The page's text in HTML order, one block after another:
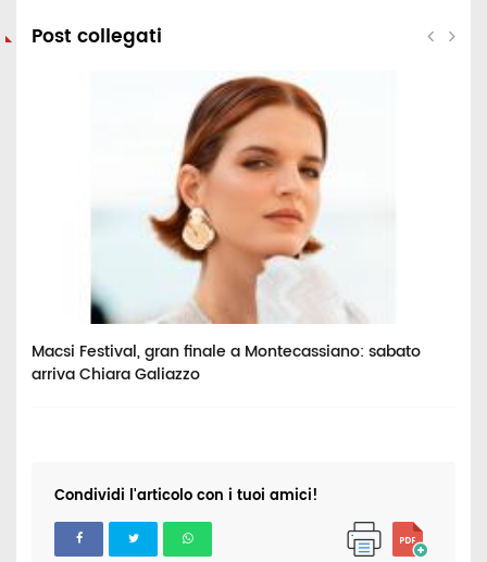
Post collegati
Macsi Festival, gran finale a Montecassiano: sabato
arriva Chiara Galiazzo
Condividi l'articolo con i tuoi amici!